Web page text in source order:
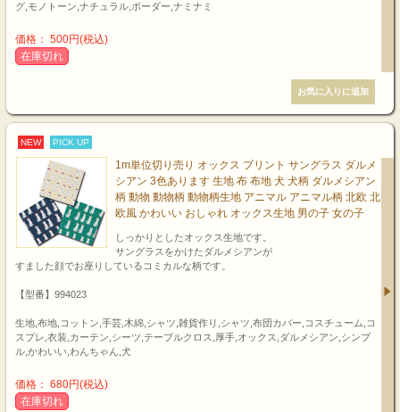
グ,モノトーン,ナチュラル,ボーダー,ナミナミ
価格： 500円(税込)
在庫切れ
NEW PICK UP
1m単位切り売り オックス プリント サングラス ダルメ
シアン 3色あります 生地 布 布地 犬 犬柄 ダルメシアン
柄 動物 動物柄 動物柄生地 アニマル アニマル柄 北欧 北
欧風 かわいい おしゃれ オックス生地 男の子 女の子
しっかりとしたオックス生地です。
サングラスをかけたダルメシアンが
すました顔でお座りしているコミカルな柄です。
【型番】994023
生地,布地,コットン,手芸,木綿,シャツ,雑貨作り,シャツ,布団カバー,コスチューム,コ
スプレ,衣装,カーテン,シーツ,テーブルクロス,厚手,オックス,ダルメシアン,シンプ
ル,かわいい,わんちゃん,犬
価格： 680円(税込)
在庫切れ